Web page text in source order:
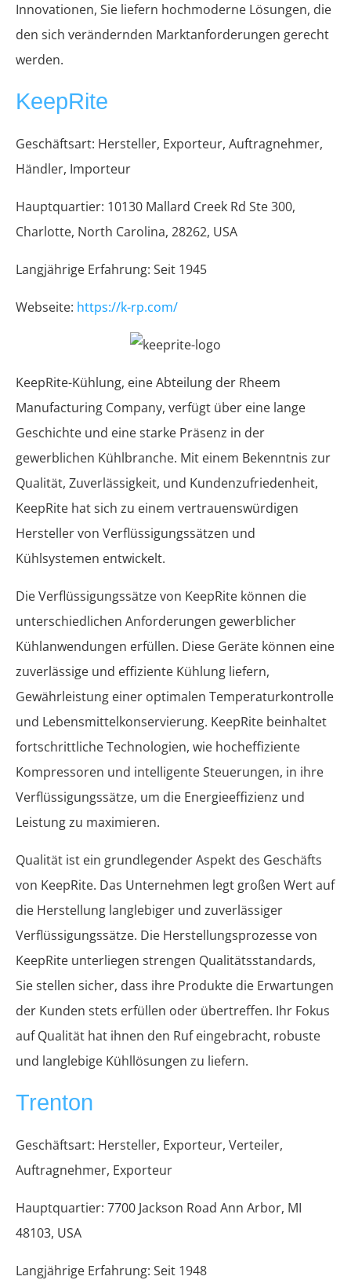
Innovationen, Sie liefern hochmoderne Lösungen, die
den sich verändernden Marktanforderungen gerecht
werden.
KeepRite
Geschäftsart: Hersteller, Exporteur, Auftragnehmer,
Händler, Importeur
Hauptquartier: 10130 Mallard Creek Rd Ste 300,
Charlotte, North Carolina, 28262, USA
Langjährige Erfahrung: Seit 1945
Webseite: https://k-rp.com/
KeepRite-Kühlung, eine Abteilung der Rheem
Manufacturing Company, verfügt über eine lange
Geschichte und eine starke Präsenz in der
gewerblichen Kühlbranche. Mit einem Bekenntnis zur
Qualität, Zuverlässigkeit, und Kundenzufriedenheit,
KeepRite hat sich zu einem vertrauenswürdigen
Hersteller von Verflüssigungssätzen und
Kühlsystemen entwickelt.
Die Verflüssigungssätze von KeepRite können die
unterschiedlichen Anforderungen gewerblicher
Kühlanwendungen erfüllen. Diese Geräte können eine
zuverlässige und effiziente Kühlung liefern,
Gewährleistung einer optimalen Temperaturkontrolle
und Lebensmittelkonservierung. KeepRite beinhaltet
fortschrittliche Technologien, wie hocheffiziente
Kompressoren und intelligente Steuerungen, in ihre
Verflüssigungssätze, um die Energieeffizienz und
Leistung zu maximieren.
Qualität ist ein grundlegender Aspekt des Geschäfts
von KeepRite. Das Unternehmen legt großen Wert auf
die Herstellung langlebiger und zuverlässiger
Verflüssigungssätze. Die Herstellungsprozesse von
KeepRite unterliegen strengen Qualitätsstandards,
Sie stellen sicher, dass ihre Produkte die Erwartungen
der Kunden stets erfüllen oder übertreffen. Ihr Fokus
auf Qualität hat ihnen den Ruf eingebracht, robuste
und langlebige Kühllösungen zu liefern.
Trenton
Geschäftsart: Hersteller, Exporteur, Verteiler,
Auftragnehmer, Exporteur
Hauptquartier: 7700 Jackson Road Ann Arbor, MI
48103, USA
Langjährige Erfahrung: Seit 1948